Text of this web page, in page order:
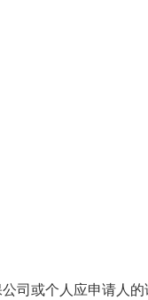
司或个人应申请人